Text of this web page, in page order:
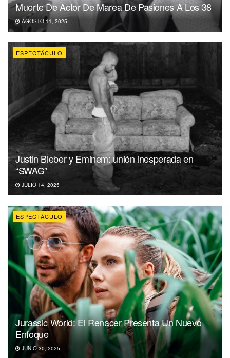
Muerte De Actor De Marea De Pasiones A Los 38
AGOSTO 11, 2025
ESPECTÁCULO
Justin Bieber y Eminem: unión inesperada en
“SWAG”
JULIO 14, 2025
ESPECTÁCULO
Jurassic World: El Renacer Presenta Un Nuevo
Enfoque
JUNIO 30, 2025